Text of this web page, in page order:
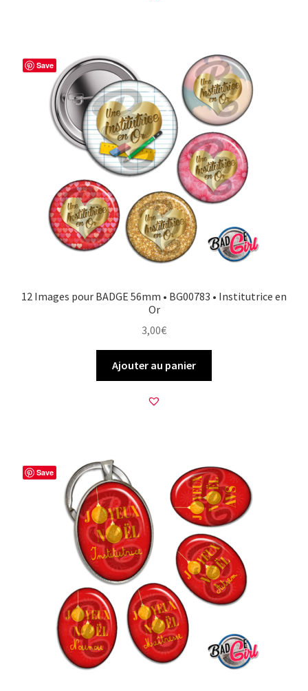
Save
12 Images pour BADGE 56mm • BG00783 • Institutrice en
Or
3,00€
Ajouter au panier
Save